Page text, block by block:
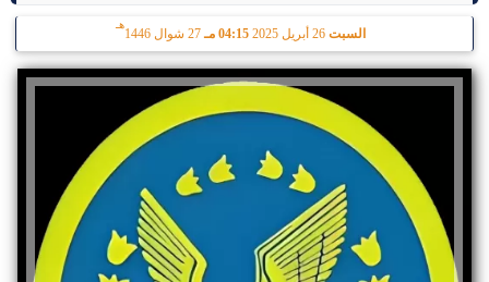
السبت 26 أبريل 2025 04:15 مـ 27 شوال 1446
هـ